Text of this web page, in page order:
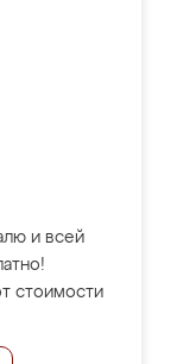
и всей
стоимости